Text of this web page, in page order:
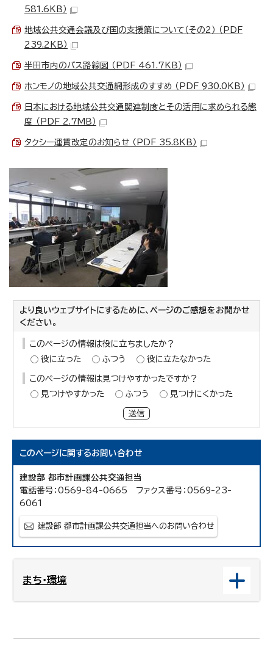
581.6KB）
地域公共交通会議及び国の支援策について（その2） （PDF
239.2KB）
半田市内のバス路線図 （PDF 461.7KB）
ホンモノの地域公共交通網形成のすすめ （PDF 930.0KB）
日本における地域公共交通関連制度とその活用に求められる態
度 （PDF 2.7MB）
タクシー運賃改定のお知らせ （PDF 35.8KB）
より良いウェブサイトにするために、ページのご感想をお聞かせ
ください。
このページの情報は役に立ちましたか？
役に立った
ふつう 役に立たなかった
このページの情報は見つけやすかったですか？
見つけやすかった
ふつう 見つけにくかった
送信
このページに関するお問い合わせ
建設部 都市計画課公共交通担当
電話番号：0569-84-0665 ファクス番号：0569-23-
6061
建設部 都市計画課公共交通担当へのお問い合わせ
まち・環境